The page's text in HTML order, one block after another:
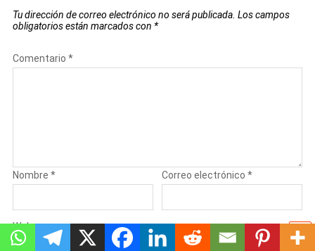
Tu dirección de correo electrónico no será publicada. Los campos
obligatorios están marcados con *
Comentario *
Nombre * Correo electrónico*
Web